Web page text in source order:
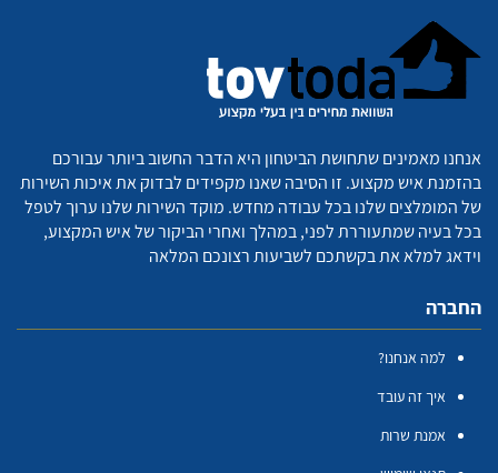
אנחנו מאמינים שתחושת הביטחון היא הדבר החשוב ביותר עבורכם
בהזמנת איש מקצוע. זו הסיבה שאנו מקפידים לבדוק את איכות השירות
של המומלצים שלנו בכל עבודה מחדש. מוקד השירות שלנו ערוך לטפל
בכל בעיה שמתעוררת לפני, במהלך ואחרי הביקור של איש המקצוע,
וידאג למלא את בקשתכם לשביעות רצונכם המלאה
החברה
למה אנחנו?
איך זה עובד
אמנת שרות